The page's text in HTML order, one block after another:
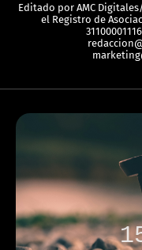
Editado por AMC
el Registro de